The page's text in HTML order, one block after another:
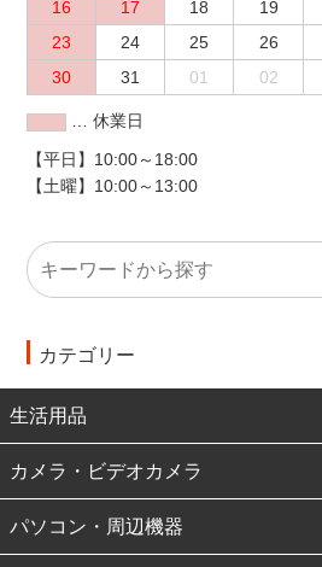
16
17 18 19
23
24 25 26
30
31 01 02
… 休業日
【平日】10:00～18:00
【土曜】10:00～13:00
カテゴリー
生活用品
カメラ・ビデオカメラ
パソコン・周辺機器